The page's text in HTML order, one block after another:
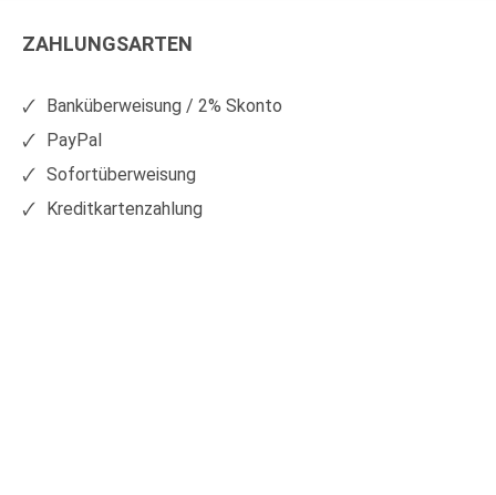
auf
auf
ZAHLUNGSARTEN
Banküberweisung / 2% Skonto
PayPal
Sofortüberweisung
Kreditkartenzahlung